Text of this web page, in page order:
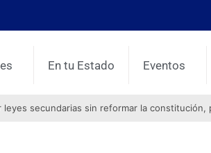
En tu Estado Eventos
leyes secundarias sin reformar la constitución,